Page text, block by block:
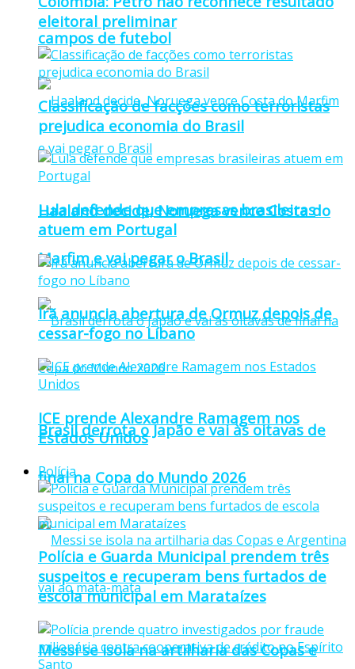
campos de futebol
Haaland decide, Noruega vence Costa do
Marfim e vai pegar o Brasil
Brasil derrota o Japão e vai às oitavas de
final na Copa do Mundo 2026
Messi se isola na artilharia das Copas e
eleitoral preliminar
Classificação de facções como terroristas
prejudica economia do Brasil
Lula defende que empresas brasileiras
atuem em Portugal
Irã anuncia abertura de Ormuz depois de
cessar-fogo no Líbano
ICE prende Alexandre Ramagem nos
Estados Unidos
Polícia
Polícia e Guarda Municipal prendem três
suspeitos e recuperam bens furtados de
escola municipal em Marataízes